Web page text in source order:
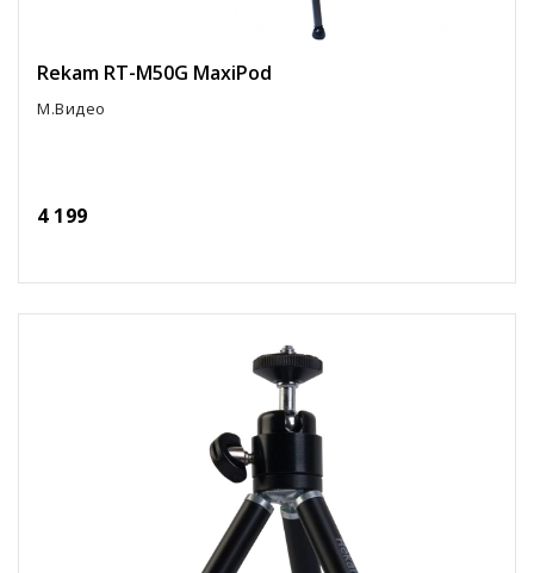
Rekam RT-M50G MaxiPod
М.Видео
4 199